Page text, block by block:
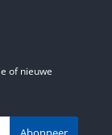
of nieuwe